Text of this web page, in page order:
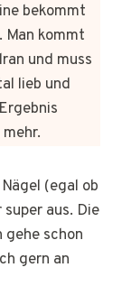
bekommt
kommt
und muss
lieb und
(egal ob
aus. Die
schon
gern an